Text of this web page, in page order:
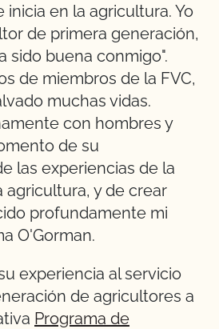
inicia en la agricultura. Yo
de primera generación,
sido buena conmigo".
de miembros de la FVC,
muchas vidas.
con hombres y
de su
las experiencias de la
agricultura, y de crear
profundamente mi
O'Gorman.
experiencia al servicio
de agricultores a
Programa de